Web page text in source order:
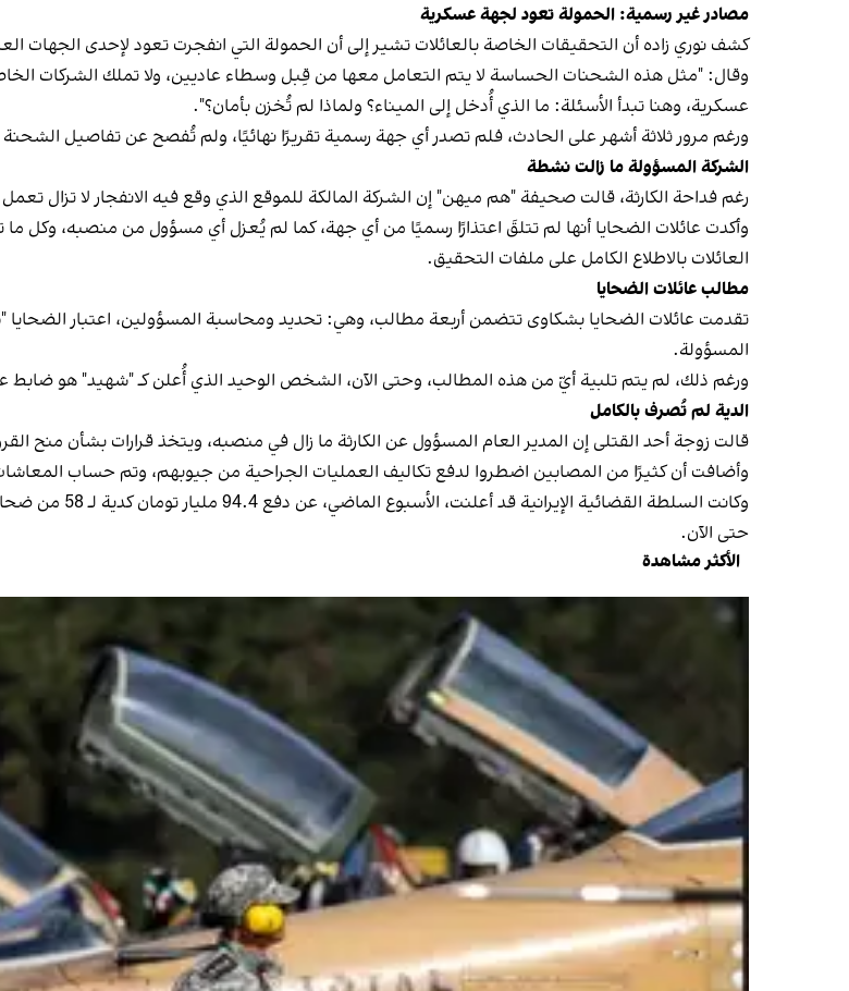
مصادر غير رسمية: الحمولة تعود لجهة عسكرية
كشف نوري ‌زاده أن التحقيقات الخاصة بالعائلات تشير إلى أن الحمولة التي انفجرت تعود لإحدى الجهات
وقال: "مثل هذه الشحنات الحساسة لا يتم التعامل معها من قِبل وسطاء عاديين، ولا تملك الشركات
عسكرية، وهنا تبدأ الأسئلة: ما الذي أُدخل إلى الميناء؟ ولماذا لم تُخزن بأمان؟".
ورغم مرور ثلاثة أشهر على الحادث، فلم تصدر أي جهة رسمية تقريرًا نهائيًا، ولم تُفصح عن تفاصيل
الشركة المسؤولة ما زالت نشطة
رغم فداحة الكارثة، قالت صحيفة "هم ‌ميهن" إن الشركة المالكة للموقع الذي وقع فيه الانفجار لا تزال
وأكدت عائلات الضحايا أنها لم تتلقَ اعتذارًا رسميًا من أي جهة، كما لم يُعزل أي مسؤول من منصبه،
العائلات بالاطلاع الكامل على ملفات التحقيق.
مطالب عائلات الضحايا
تقدمت عائلات الضحايا بشكاوى تتضمن أربعة مطالب، وهي: تحديد ومحاسبة المسؤولين، اعتبار
المسؤولة.
ورغم ذلك، لم يتم تلبية أيّ من هذه المطالب، وحتى الآن، الشخص الوحيد الذي أُعلن كـ "شهيد" هو
الدية لم تُصرف بالكامل
قالت زوجة أحد القتلى إن المدير العام المسؤول عن الكارثة ما زال في منصبه، ويتخذ قرارات بشأن منح
وأضافت أن كثيرًا من المصابين اضطروا لدفع تكاليف العمليات الجراحية من جيوبهم، وتم حساب
وكانت السلطة
حتى الآن.
الأكثر مشاهدة